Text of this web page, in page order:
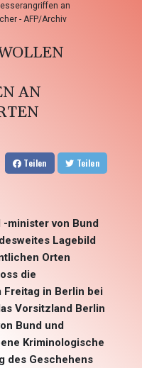
an
- AFP/Archiv
AN
Teilen Teilen
minister von Bund
Lagebild
Orten
die
in Berlin bei
Vorsitzland Berlin
Bund und
Kriminologische
des Geschehens